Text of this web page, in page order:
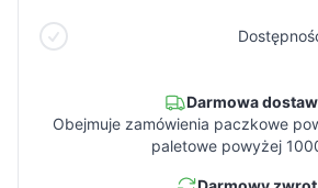
Darmowa
Obejmuje zamówienia paczkowe
paletowe powyżej